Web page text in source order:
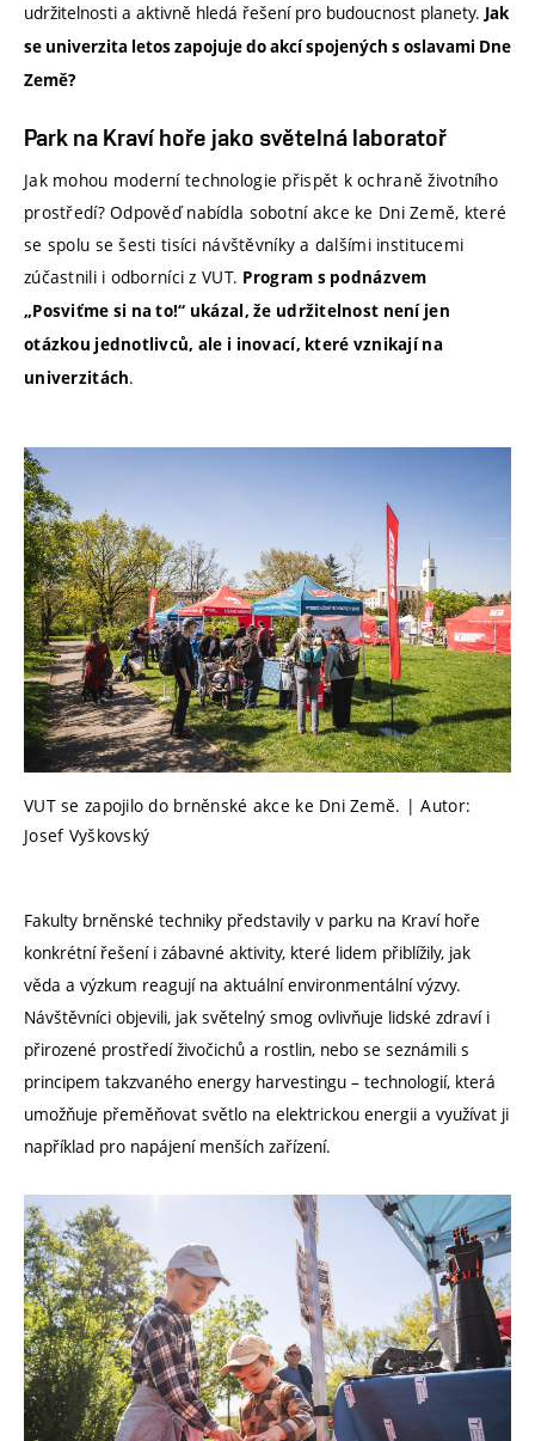
udržitelnosti a aktivně hledá řešení pro budoucnost planety. Jak
se univerzita letos zapojuje do akcí spojených s oslavami Dne
Země?
Park na Kraví hoře jako světelná laboratoř
Jak mohou moderní technologie přispět k ochraně životního
prostředí? Odpověď nabídla sobotní akce ke Dni Země, které
se spolu se šesti tisíci návštěvníky a dalšími institucemi
zúčastnili i odborníci z VUT. Program s podnázvem
„Posviťme si na to!“ ukázal, že udržitelnost není jen
otázkou jednotlivců, ale i inovací, které vznikají na
univerzitách.
VUT se zapojilo do brněnské akce ke Dni Země. | Autor:
Josef Vyškovský
Fakulty brněnské techniky představily v parku na Kraví hoře
konkrétní řešení i zábavné aktivity, které lidem přiblížily, jak
věda a výzkum reagují na aktuální environmentální výzvy.
Návštěvníci objevili, jak světelný smog ovlivňuje lidské zdraví i
přirozené prostředí živočichů a rostlin, nebo se seznámili s
principem takzvaného energy harvestingu – technologií, která
umožňuje přeměňovat světlo na elektrickou energii a využívat ji
například pro napájení menších zařízení.